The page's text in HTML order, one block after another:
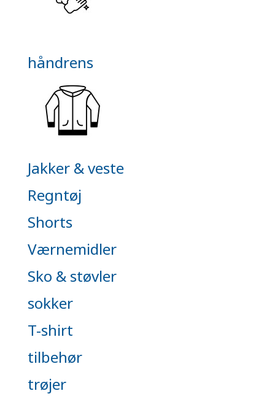
håndrens
Jakker & veste
Regntøj
Shorts
Værnemidler
Sko & støvler
sokker
T-shirt
tilbehør
trøjer